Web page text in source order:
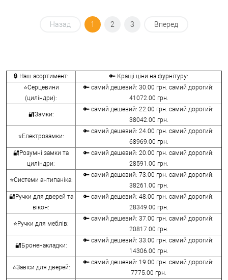
Назад 1 2 3 Вперед
🔒 Наш асортимент:
🔑 Кращі ціни на фурнітуру:
⭐Серцевини
(циліндри):
🔑 самий дешевий: 30.00 грн. самий дорогий:
41072.00 грн.
🔐Замки:
🔑 самий дешевий: 22.00 грн. самий дорогий:
38042.00 грн.
⭐Електрозамки:
🔑 самий дешевий: 24.00 грн. самий дорогий:
68969.00 грн.
🔐Розумні замки та
циліндри:
🔑 самий дешевий: 20.00 грн. самий дорогий:
28591.00 грн.
⭐Системи антипаніка:
🔑 самий дешевий: 73.00 грн. самий дорогий:
38261.00 грн.
🔐Ручки для дверей та
вікон:
🔑 самий дешевий: 48.00 грн. самий дорогий:
28349.00 грн.
⭐Ручки для меблів:
🔑 самий дешевий: 37.00 грн. самий дорогий:
20817.00 грн.
🔐Броненакладки:
🔑 самий дешевий: 33.00 грн. самий дорогий:
14306.00 грн.
⭐Завіси для дверей:
🔑 самий дешевий: 19.00 грн. самий дорогий:
7775.00 грн.